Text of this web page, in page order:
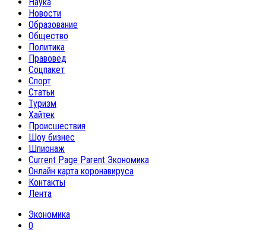
Новости
Образование
Общество
Политика
Правовед
Соцпакет
Спорт
Статьи
Туризм
Хайтек
Происшествия
Шоу бизнес
Шпионаж
Current Page Parent Экономика
Онлайн карта коронавируса
Контакты
Лента
Экономика
0